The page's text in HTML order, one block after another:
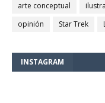
arte conceptual
opinión
Star Trek
INSTAGRAM